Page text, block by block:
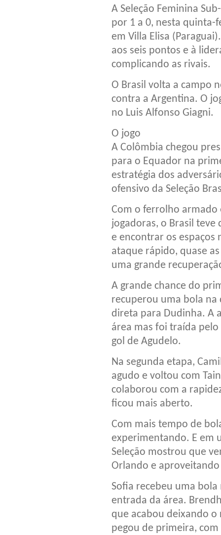
A Seleção Feminina
por 1 a 0, nesta quinta-
em Villa Elisa
aos seis pontos e à
complicando as rivais.
O Brasil volta a campo
contra a Argentina. O
no Luis Alfonso Giagni.
O jogo
A Colômbia chegou
para o Equador na
estratégia dos
ofensivo da Seleção
Com o ferrolho armado
jogadoras, o Brasil
e encontrar os espaços
ataque rápido, quase
uma grande
A grande chance do
recuperou uma bola na
direta para Dudinha. A
área mas foi traída
gol de Agudelo.
Na segunda etapa,
agudo e voltou com
colaborou com a
ficou mais aberto.
Com mais tempo de
experimentando. E em
Seleção mostrou que
Orlando e
Sofia recebeu uma
entrada da área.
que acabou deixando o
pegou de primeira,